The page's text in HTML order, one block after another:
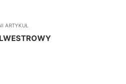
ARTYKUŁ